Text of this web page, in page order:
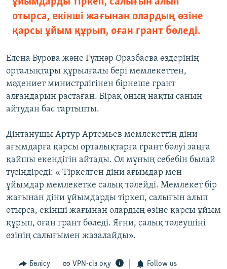
отырса, екінші жағынан олардың өзіне
қарсы ұйым құрып, оған грант бөледі.
Елена Бурова және Гүлнәр Оразбаева өздерінің
орталықтары құрылғалы бері мемлекеттен,
мәдениет министрлігінен бірнеше грант
алғандарын растаған. Бірақ оның нақты санын
айтудан бас тартыпты.
Дінтанушы Артур Артемьев мемлекеттің діни
ағымдарға қарсы орталықтарға грант бөлуі заңға
қайшы екендігін айтады. Ол мұның себебін былай
түсіндіреді: « Тіркелген діни ағымдар мен
ұйымдар мемлекетке салық төлейді. Мемлекет бір
жағынан діни ұйымдарды тіркеп, салығын алып
отырса, екінші жағынан олардың өзіне қарсы ұйым
құрып, оған грант бөледі. Яғни, салық төлеушіні
өзінің салығымен жазалайды».
Бөлісу VPN-сіз оқу Follow us